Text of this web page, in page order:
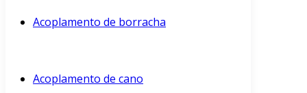
Acoplamento de borracha
Acoplamento de cano